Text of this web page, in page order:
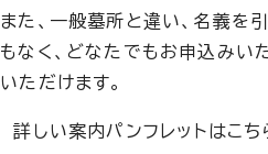
また、一般墓所と違い、名義を
もなく、どなたでもお申込みい
いただけます。
詳しい案内パンフレットはこち